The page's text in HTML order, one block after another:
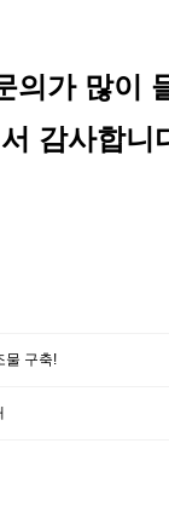
의가 많이
감사합
물 구축!